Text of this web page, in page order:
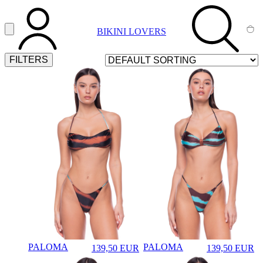
Vai al contenuto principale
Apri menuACCOUNT BIKINI LOVERS SEARCH
FILTERS
♡
PALOMA 139,50 EUR
Prezzo in aggiornamento
♡
PALOMA 139,50 EUR
Prezzo in